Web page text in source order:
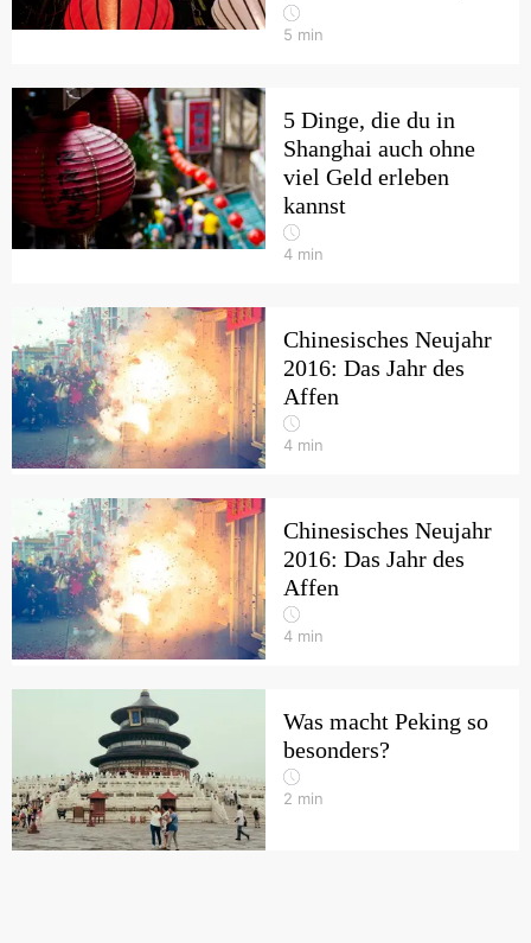
5 min
5 Dinge, die du in
Shanghai auch ohne
viel Geld erleben
kannst
4 min
Chinesisches Neujahr
2016: Das Jahr des
Affen
4 min
Chinesisches Neujahr
2016: Das Jahr des
Affen
4 min
Was macht Peking so
besonders?
2 min